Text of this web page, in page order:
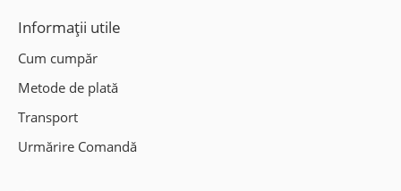
Informații utile
Cum cumpăr
Metode de plată
Transport
Urmărire Comandă